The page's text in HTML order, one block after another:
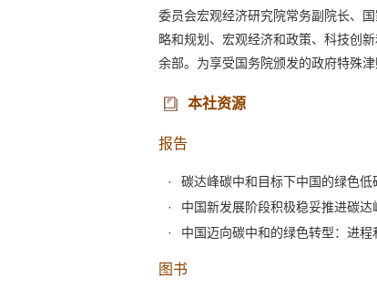
委员会宏观经济研究院常务副院长、
略和规划、宏观经济和政策、科技创
余部。为享受国务院颁发的政府特殊
本社资源
报告
碳达峰碳中和目标下中国的绿色
中国新发展阶段积极稳妥推进碳
中国迈向碳中和的绿色转型：进程
图书